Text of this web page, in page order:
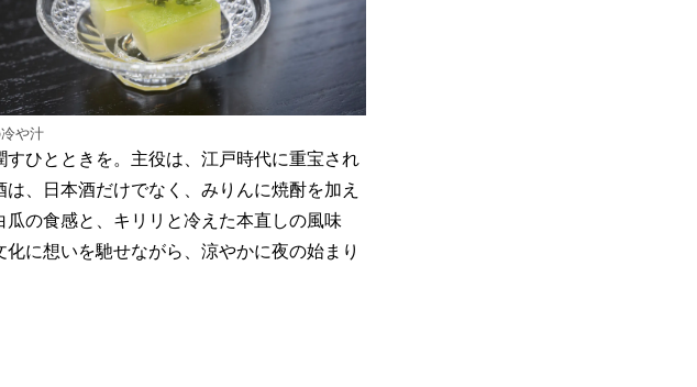
や汁
ひとときを。主役は、江戸時代に重宝され
、日本酒だけでなく、みりんに焼酎を加え
の食感と、キリリと冷えた本直しの風味
に想いを馳せながら、涼やかに夜の始まり